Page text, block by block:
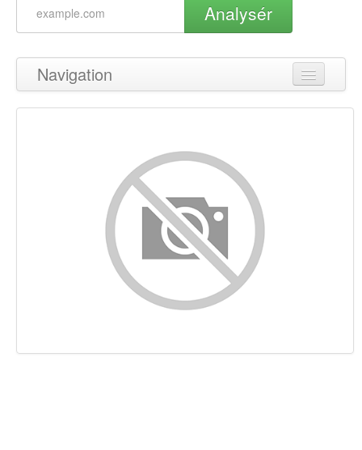
Analysér
Navigation
Tilbage til toppen
Nøgleord
Brugervenlighed
Dokument